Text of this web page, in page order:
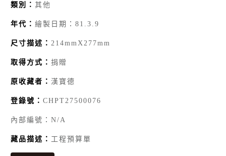
類別： 其他
年代： 繪製日期：81.3.9
尺寸描述： 214mmX277mm
取得方式： 捐贈
原收藏者： 漢寶德
登錄號： CHPT27500076
內部編號：N/A
藏品描述： 工程預算單